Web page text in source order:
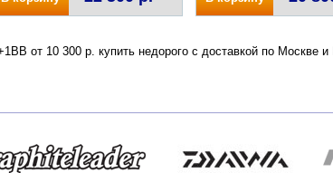
от 10 300 р. купить недорого с доставкой по Москве